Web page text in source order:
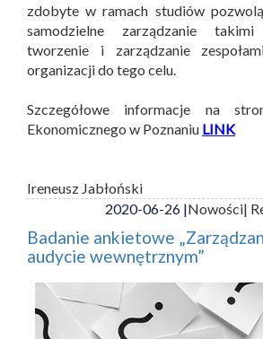
zdobyte w ramach studiów
samodzielne zarządzanie
tworzenie i zarządzanie
organizacji do tego celu.
Szczegółowe informacje na
Ekonomicznego w Poznaniu LINK
Ireneusz Jabłoński
2020-06-26 |Nowości|
Badanie ankietowe
audycie wewnętrznym”